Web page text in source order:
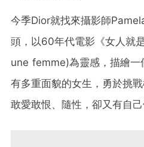
今季Dior就找來攝影師
頭，以60年代電影《女人就
une femme)為靈感，描繪一
有多重面貌的女生，勇於挑
敢愛敢恨、隨性，卻又有自